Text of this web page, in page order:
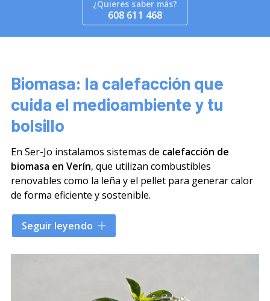
¿Quieres saber más?
608 611 468
Biomasa: la calefacción que
cuida el medioambiente y tu
bolsillo
En Ser-Jo instalamos sistemas de calefacción de
biomasa en Verín, que utilizan combustibles
renovables como la leña y el pellet para generar calor
de forma eficiente y sostenible.
Es una opción especialmente interesante en zonas
rurales, donde el acceso a estos combustibles es fácil y
con nuestros profesionales. Te
asesoramiento sin compromiso
Seguir leyendo